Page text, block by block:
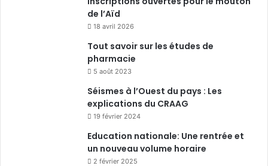
de l’Aïd
18 avril 2026
Tout savoir sur les études de
pharmacie
5 août 2023
Séismes à l’Ouest du pays : Les
explications du CRAAG
19 février 2024
Education nationale: Une rentrée et
un nouveau volume horaire
2 février 2025